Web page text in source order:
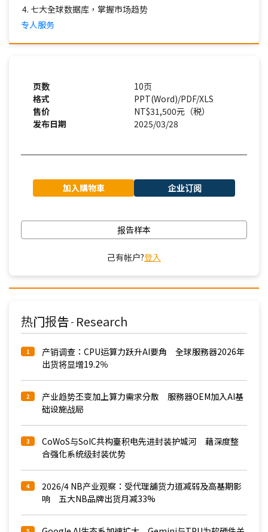
七大全球数据库，掌握市场趋势
专人服务
页数
10页
格式
PPT(Word)/PDF/XLS
售价
NT$31,500元（税）
发布日期
2025/03/28
加入購物車 企业订阅
报告样本
己有帐户?登入
热门报告 - Research
1
产销调查：CPU运算力跃升AI要角 全球服務器2026年
出货将显增19.2％
2
产业趋势丕变加上算力需求分散 服務器OEM加入AI基
础设施战局
3
CoWoS与SoIC共构臺积电先进封装护城河 藉深度整
合强化系统级封装优势
4
2026/4 NB产业观察：受代理舖货力道减弱及高基期影
响 五大NB品牌出货月减33%